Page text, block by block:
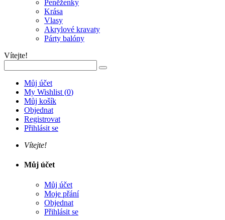
Peněženky
Krása
Vlasy
Akrylové kravaty
Párty balóny
Vítejte!
Můj účet
My Wishlist (0)
Můj košík
Objednat
Registrovat
Přihlásit se
Vítejte!
Můj účet
Můj účet
Moje přání
Objednat
Přihlásit se